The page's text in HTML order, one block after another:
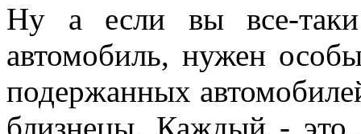
Ну а если вы все-
автомобиль, нужен
подержанных
близнецы. Каждый - это